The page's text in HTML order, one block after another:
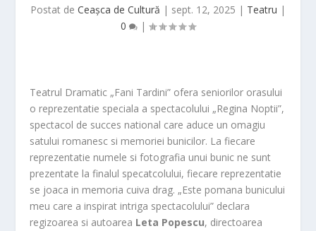
Postat de Ceașca de Cultură | sept. 12, 2025 | Teatru |
0
|
Teatrul Dramatic „Fani Tardini” ofera seniorilor orasului
o reprezentatie speciala a spectacolului „Regina Noptii”,
spectacol de succes national care aduce un omagiu
satului romanesc si memoriei bunicilor. La fiecare
reprezentatie numele si fotografia unui bunic ne sunt
prezentate la finalul specatcolului, fiecare reprezentatie
se joaca in memoria cuiva drag. „Este pomana bunicului
meu care a inspirat intriga spectacolului” declara
regizoarea si autoarea Leta Popescu, directoarea